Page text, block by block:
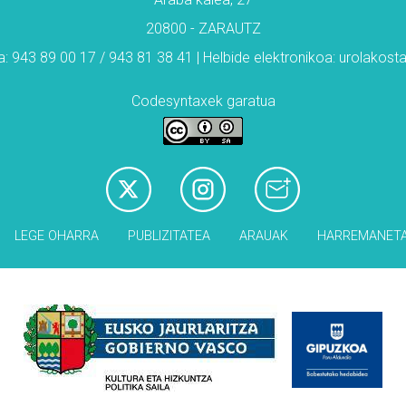
20800 - ZARAUTZ
943 89 00 17 / 943 81 38 41 | Helbide elektronikoa:
Codesyntaxek garatua
LEGE OHARRA PUBLIZITATEA ARAUAK